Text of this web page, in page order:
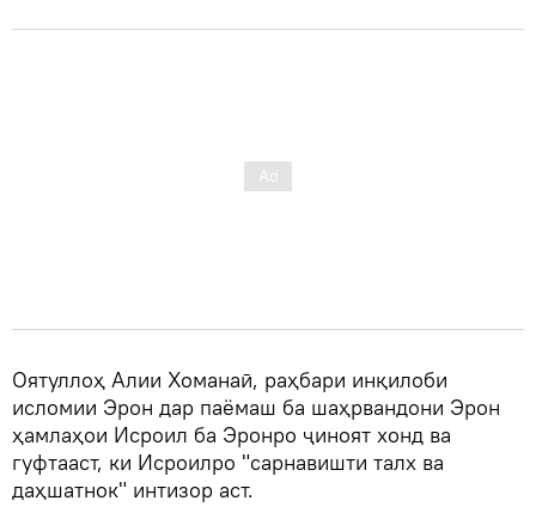
Оятуллоҳ Алии Хоманаӣ, раҳбари инқилоби
исломии Эрон дар паёмаш ба шаҳрвандони Эрон
ҳамлаҳои Исроил ба Эронро ҷиноят хонд ва
гуфтааст, ки Исроилро "сарнавишти талх ва
даҳшатнок" интизор аст.